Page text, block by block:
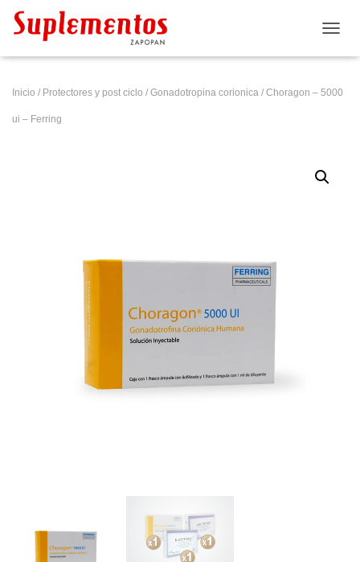
Inicio / Protectores y post ciclo / Gonadotropina corionica / Choragon – 5000
ui – Ferring